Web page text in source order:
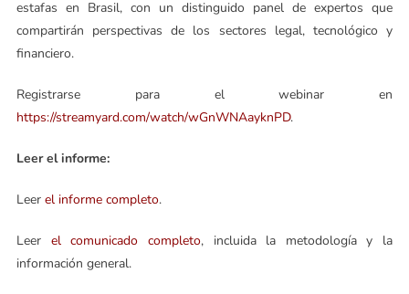
estafas en Brasil, con un distinguido panel de expertos que
compartirán perspectivas de los sectores legal, tecnológico y
financiero.
Registrarse para el webinar en
https://streamyard.com/watch/wGnWNAayknPD.
Leer el informe:
Leer el informe completo.
Leer el comunicado completo, incluida la metodología y la
información general.